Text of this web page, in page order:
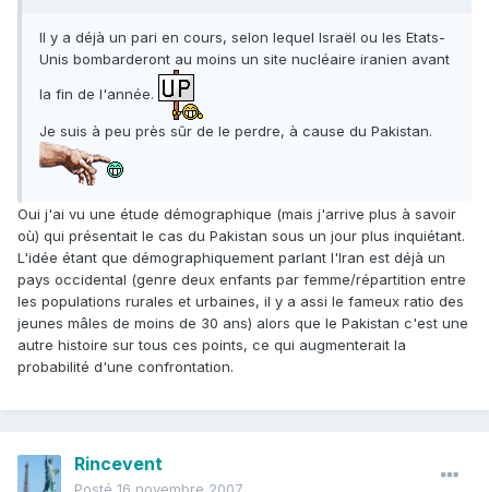
Il y a déjà un pari en cours, selon lequel Israël ou les Etats-
Unis bombarderont au moins un site nucléaire iranien avant
la fin de l'année.
Je suis à peu près sûr de le perdre, à cause du Pakistan.
Oui j'ai vu une étude démographique (mais j'arrive plus à savoir
où) qui présentait le cas du Pakistan sous un jour plus inquiétant.
L'idée étant que démographiquement parlant l'Iran est déjà un
pays occidental (genre deux enfants par femme/répartition entre
les populations rurales et urbaines, il y a assi le fameux ratio des
jeunes mâles de moins de 30 ans) alors que le Pakistan c'est une
autre histoire sur tous ces points, ce qui augmenterait la
probabilité d'une confrontation.
Rincevent